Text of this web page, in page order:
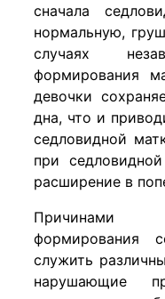
сначала
нормальную,
случаях
формирования
девочки
дна, что и
седловидной
при
расширение в
Причинами
формирования
служить
нарушающие